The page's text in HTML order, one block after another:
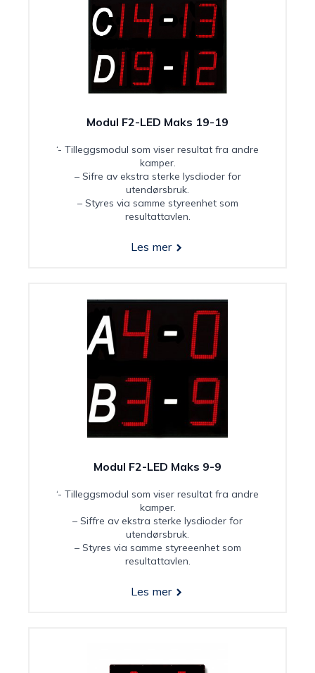
Modul F2-LED Maks 19-19
‘- Tilleggsmodul som viser resultat fra andre
kamper.
– Sifre av ekstra sterke lysdioder for
utendørsbruk.
– Styres via samme styreenhet som
resultattavlen.
Les mer
Modul F2-LED Maks 9-9
‘- Tilleggsmodul som viser resultat fra andre
kamper.
– Siffre av ekstra sterke lysdioder for
utendørsbruk.
– Styres via samme styreeenhet som
resultattavlen.
Les mer